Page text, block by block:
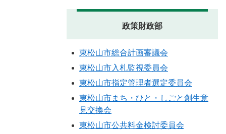
政策財政部
東松山市総合計画審議会
東松山市入札監視委員会
東松山市指定管理者選定委員会
東松山市まち・ひと・しごと創生意
見交換会
東松山市公共料金検討委員会